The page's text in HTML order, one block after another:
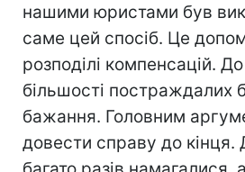
нашими юристами був
саме цей спосіб. Це
розподілі компенсацій.
більшості постраждалих
бажання. Головним
довести справу до кінця.